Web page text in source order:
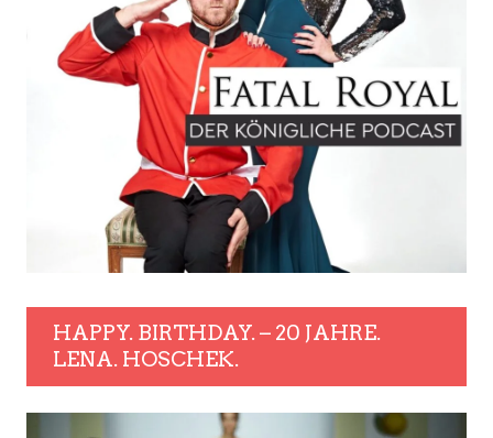
HAPPY. BIRTHDAY. – 20 JAHRE.
LENA. HOSCHEK.